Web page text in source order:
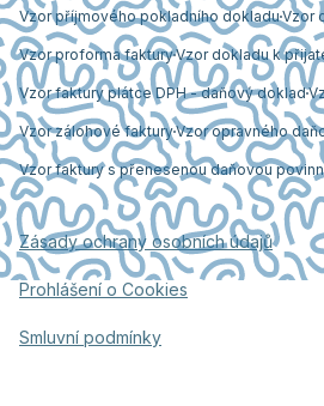
Vzor příjmového pokladního dokladuVzor
Vzor proforma fakturyVzor dokladu k
Vzor faktury plátce DPH - daňový doklad
Vzor zálohové fakturyVzor opravného
Vzor faktury s přenesenou daňovou
Zásady ochrany osobních údajů
Prohlášení o Cookies
Smluvní podmínky